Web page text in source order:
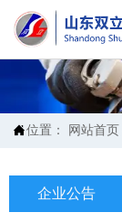
位置： 网站首页
企业公告